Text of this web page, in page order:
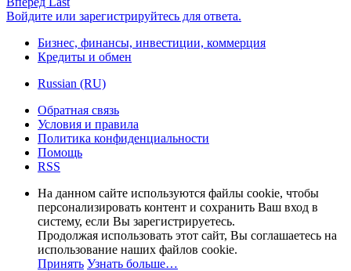
Войдите или зарегистрируйтесь для ответа.
Бизнес, финансы, инвестиции, коммерция
Кредиты и обмен
Russian (RU)
Обратная связь
Условия и правила
Политика конфиденциальности
Помощь
RSS
На данном сайте используются файлы cookie, чтобы
персонализировать контент и сохранить Ваш вход в
систему, если Вы зарегистрируетесь.
Продолжая использовать этот сайт, Вы соглашаетесь на
использование наших файлов cookie.
Принять Узнать больше…